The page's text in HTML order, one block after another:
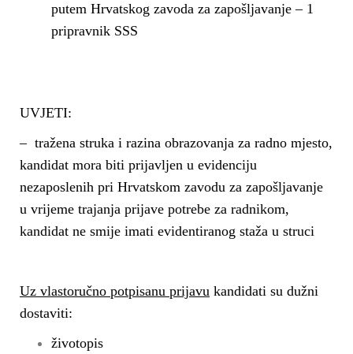
putem Hrvatskog zavoda za zapošljavanje – 1
pripravnik SSS
UVJETI:
– tražena struka i razina obrazovanja za radno mjesto,
kandidat mora biti prijavljen u evidenciju
nezaposlenih pri Hrvatskom zavodu za zapošljavanje
u vrijeme trajanja prijave potrebe za radnikom,
kandidat ne smije imati evidentiranog staža u struci
Uz vlastoručno potpisanu prijavu kandidati su dužni
dostaviti:
životopis